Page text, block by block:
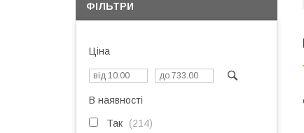
ФІЛЬТРИ
Ціна
В наявності
Так 214